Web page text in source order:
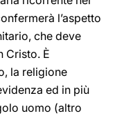
l’aspetto
che deve
Cristo. È
la religione
ed in più
uomo (altro